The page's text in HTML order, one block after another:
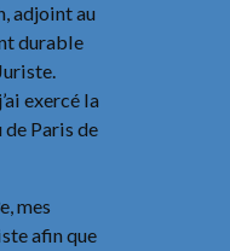
adjoint au
durable
exercé la
de Paris de
mes
afin que